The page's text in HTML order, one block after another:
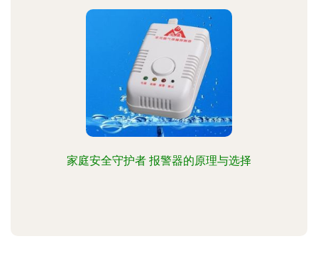
家庭安全守护者 报警器的原理与选择